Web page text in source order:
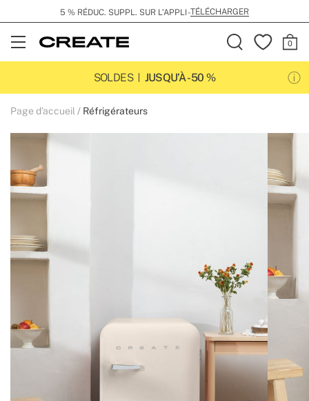
5 % RÉDUC. SUPPL. SUR L’APPLI -TÉLÉCHARGER
Open
Menu
SOLDES
JUSQU’À -50 %
Page d'accueil Réfrigérateurs